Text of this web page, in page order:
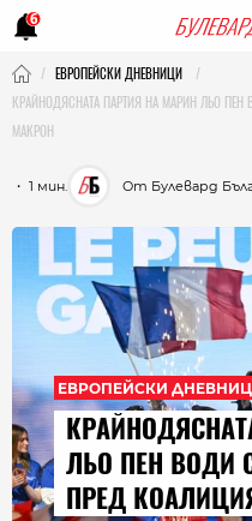
6
ЕВРОПЕЙСКИ ДНЕВНИЦИ
КРАЙНОДЯСНАТА ПАРТИЯ НА МАРИН ЛЬО
МАКРОН
・ 1 мин. От Булевард
ЕВРОПЕЙСКИ
ЛЬО ПЕН ВОДИ
ПРЕД